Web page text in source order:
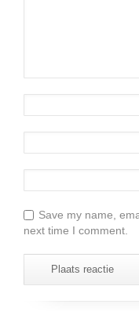
Save my name,
next time I comment.